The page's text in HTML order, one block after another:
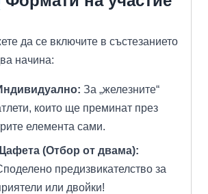
да се включите в състезанието
начина:
За „железните“
които ще преминат през
елемента сами.
(Отбор от двама):
предизвикателство за
или двойки!